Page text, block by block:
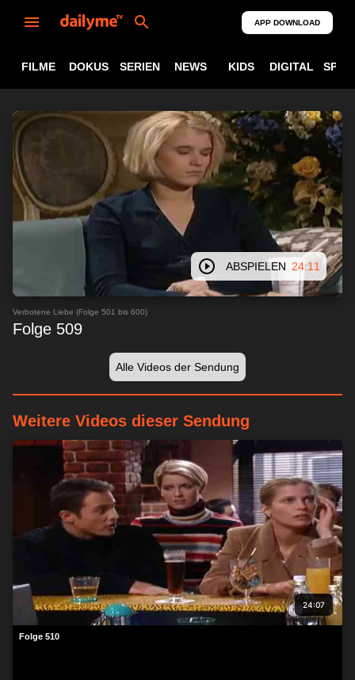
Wir respektieren Ihre Privatsphäre
Wir und unsere 1538 Partner speichern und/oder greifen auf
Informationen wie Cookies auf einem Gerät zu und verarbeiten
personenbezogene Daten wie eindeutige Kennungen und
Standardinformationen, die von einem Gerät für personalisierte
Werbung und Inhalte, Werbung und Inhaltsmessung,
Zielgruppenforschung und Serviceentwicklung gesendet
werden. Mit Ihrer Erlaubnis dürfen wir und unsere 1538 Partner
über Gerätescans genaue Standortdaten und Kenndaten
abfragen. Sie können auf die entsprechende Schaltfläche
klicken, um der o. a. Datenverarbeitung durch uns und unsere
APP DOWNLOAD
FILME DOKUS SERIEN NEWS KIDS DIGITAL
ABSPIELEN 24:11
Verbotene Liebe (Folge 501 bis 600)
Folge 509
Alle Videos der Sendung
Weitere Videos dieser Sendung
24:07
Folge 510